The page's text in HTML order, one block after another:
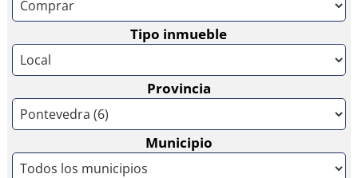
Tipo inmueble
Provincia
Municipio